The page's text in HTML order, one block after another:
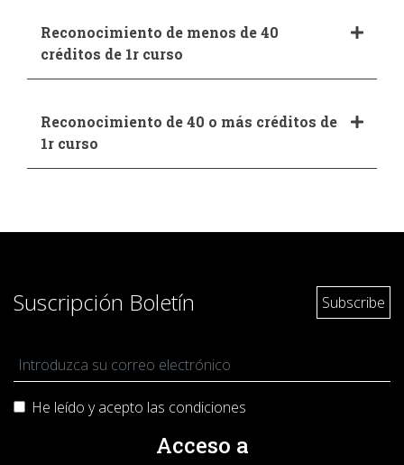
Reconocimiento de menos de 40
créditos de 1r curso
Reconocimiento de 40 o más créditos de
1r curso
Suscripción Boletín
He leído y acepto las condiciones
Acceso a